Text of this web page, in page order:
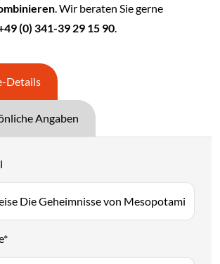
. Wir beraten Sie gerne
(0) 341-39 29 15 90.
Details
Angaben
*